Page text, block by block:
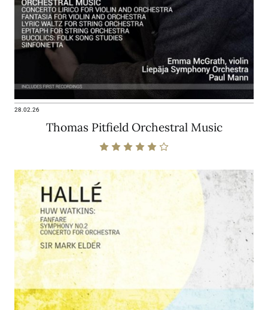
28.02.26
Thomas Pitfield Orchestral Music